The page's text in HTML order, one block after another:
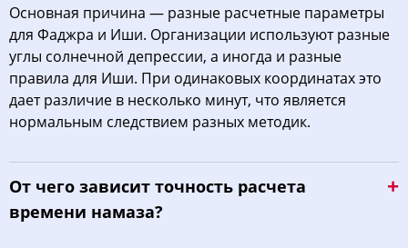
Основная причина — разные расчетные параметры
для Фаджра и Иши. Организации используют разные
углы солнечной депрессии, а иногда и разные
правила для Иши. При одинаковых координатах это
дает различие в несколько минут, что является
нормальным следствием разных методик.
От чего зависит точность расчета
времени намаза?